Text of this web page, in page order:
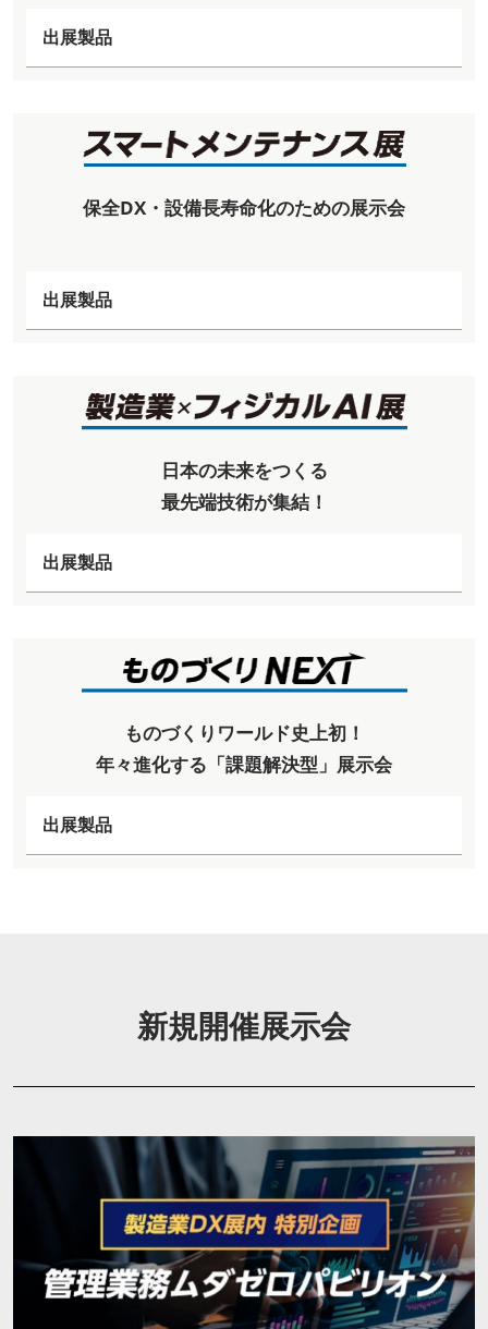
出展製品
保全DX・設備長寿命化のための展示会
出展製品
日本の未来をつくる
最先端技術が集結！
出展製品
ものづくりワールド史上初！
年々進化する「課題解決型」展示会
出展製品
新規開催展示会